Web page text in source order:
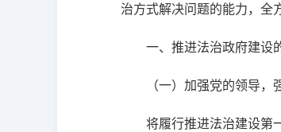
治方式解决问题的能力，全
一、推进法治政府建设
（一）加强党的领导
将履行推进法治建设第